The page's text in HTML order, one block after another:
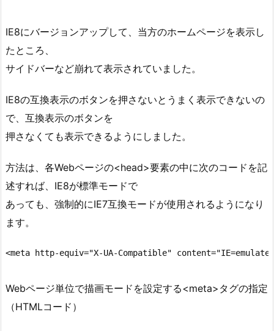
IE8にバージョンアップして、当方のホームページを表示し
たところ、
サイドバーなど崩れて表示されていました。
IE8の互換表示のボタンを押さないとうまく表示できないの
で、互換表示のボタンを
押さなくても表示できるようにしました。
方法は、各Webページの<head>要素の中に次のコードを記
述すれば、IE8が標準モードで
あっても、強制的にIE7互換モードが使用されるようになり
ます。
Webページ単位で描画モードを設定する<meta>タグの指定
（HTMLコード）